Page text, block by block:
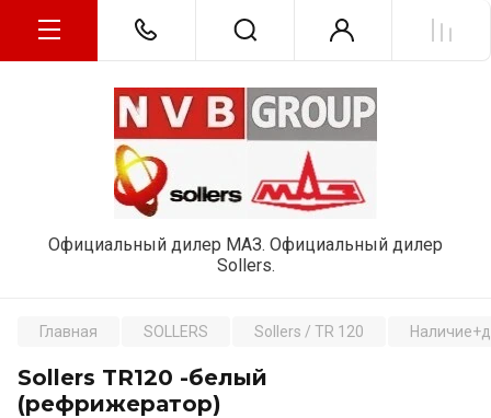
Официальный дилер МАЗ. Официальный дилер
Sollers.
Главная SOLLERS Sollers / TR 120
Sollers TR120 -белый
(рефрижератор)